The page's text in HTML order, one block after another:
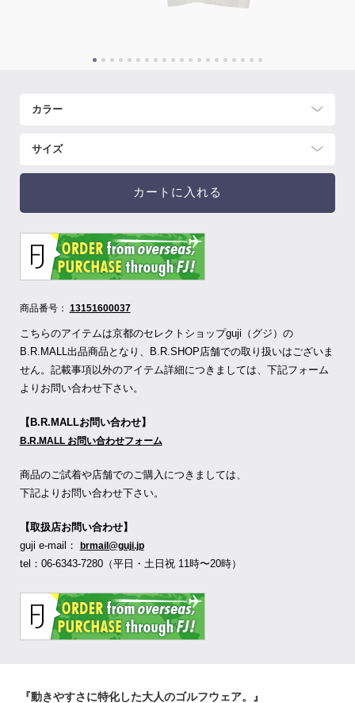
カートに入れる
商品番号： 13151600037
こちらのアイテムは京都のセレクトショップguji（グジ）の
B.R.MALL出品商品となり、B.R.SHOP店舗での取り扱いはございま
せん。記載事項以外のアイテム詳細につきましては、下記フォーム
よりお問い合わせ下さい。
【B.R.MALLお問い合わせ】
B.R.MALL お問い合わせフォーム
商品のご試着や店舗でのご購入につきましては、
下記よりお問い合わせ下さい。
【取扱店お問い合わせ】
guji e-mail：
brmail@guji.jp
tel：06-6343-7280（平日・土日祝 11時〜20時）
『動きやすさに特化した大人のゴルフウェア。』